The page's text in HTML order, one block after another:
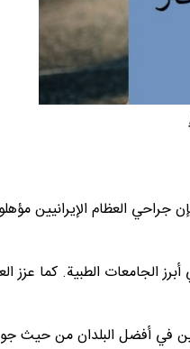
جراحي العظام الإيرانيين
أبرز الجامعات الطبية. كما
في أفضل البلدان من حيث